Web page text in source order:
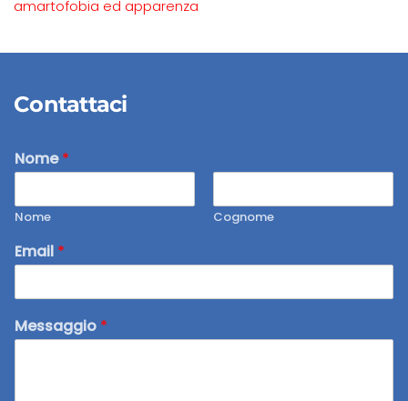
amartofobia ed apparenza
Contattaci
Nome*
Nome Cognome
Email *
Messaggio *